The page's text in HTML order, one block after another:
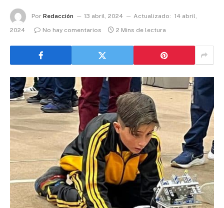
Por Redacción 13 abril, 2024 Actualizado: 14 abril,
2024
No hay comentarios 2 Mins de lectura